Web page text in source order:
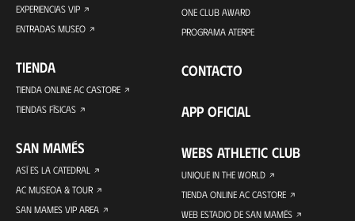
EXPERIENCIAS VIP
ENTRADAS MUSEO
TIENDA
TIENDA ONLINE AC CASTORE
TIENDAS FÍSICAS
SAN MAMÉS
ASÍ ES LA CATEDRAL
AC MUSEOA & TOUR
SAN MAMES VIP AREA
ONE CLUB AWARD
PROGRAMA ATERPE
CONTACTO
APP OFICIAL
WEBS ATHLETIC CLUB
UNIQUE IN THE WORLD
TIENDA ONLINE AC CASTORE
WEB ESTADIO DE SAN MAMÉS